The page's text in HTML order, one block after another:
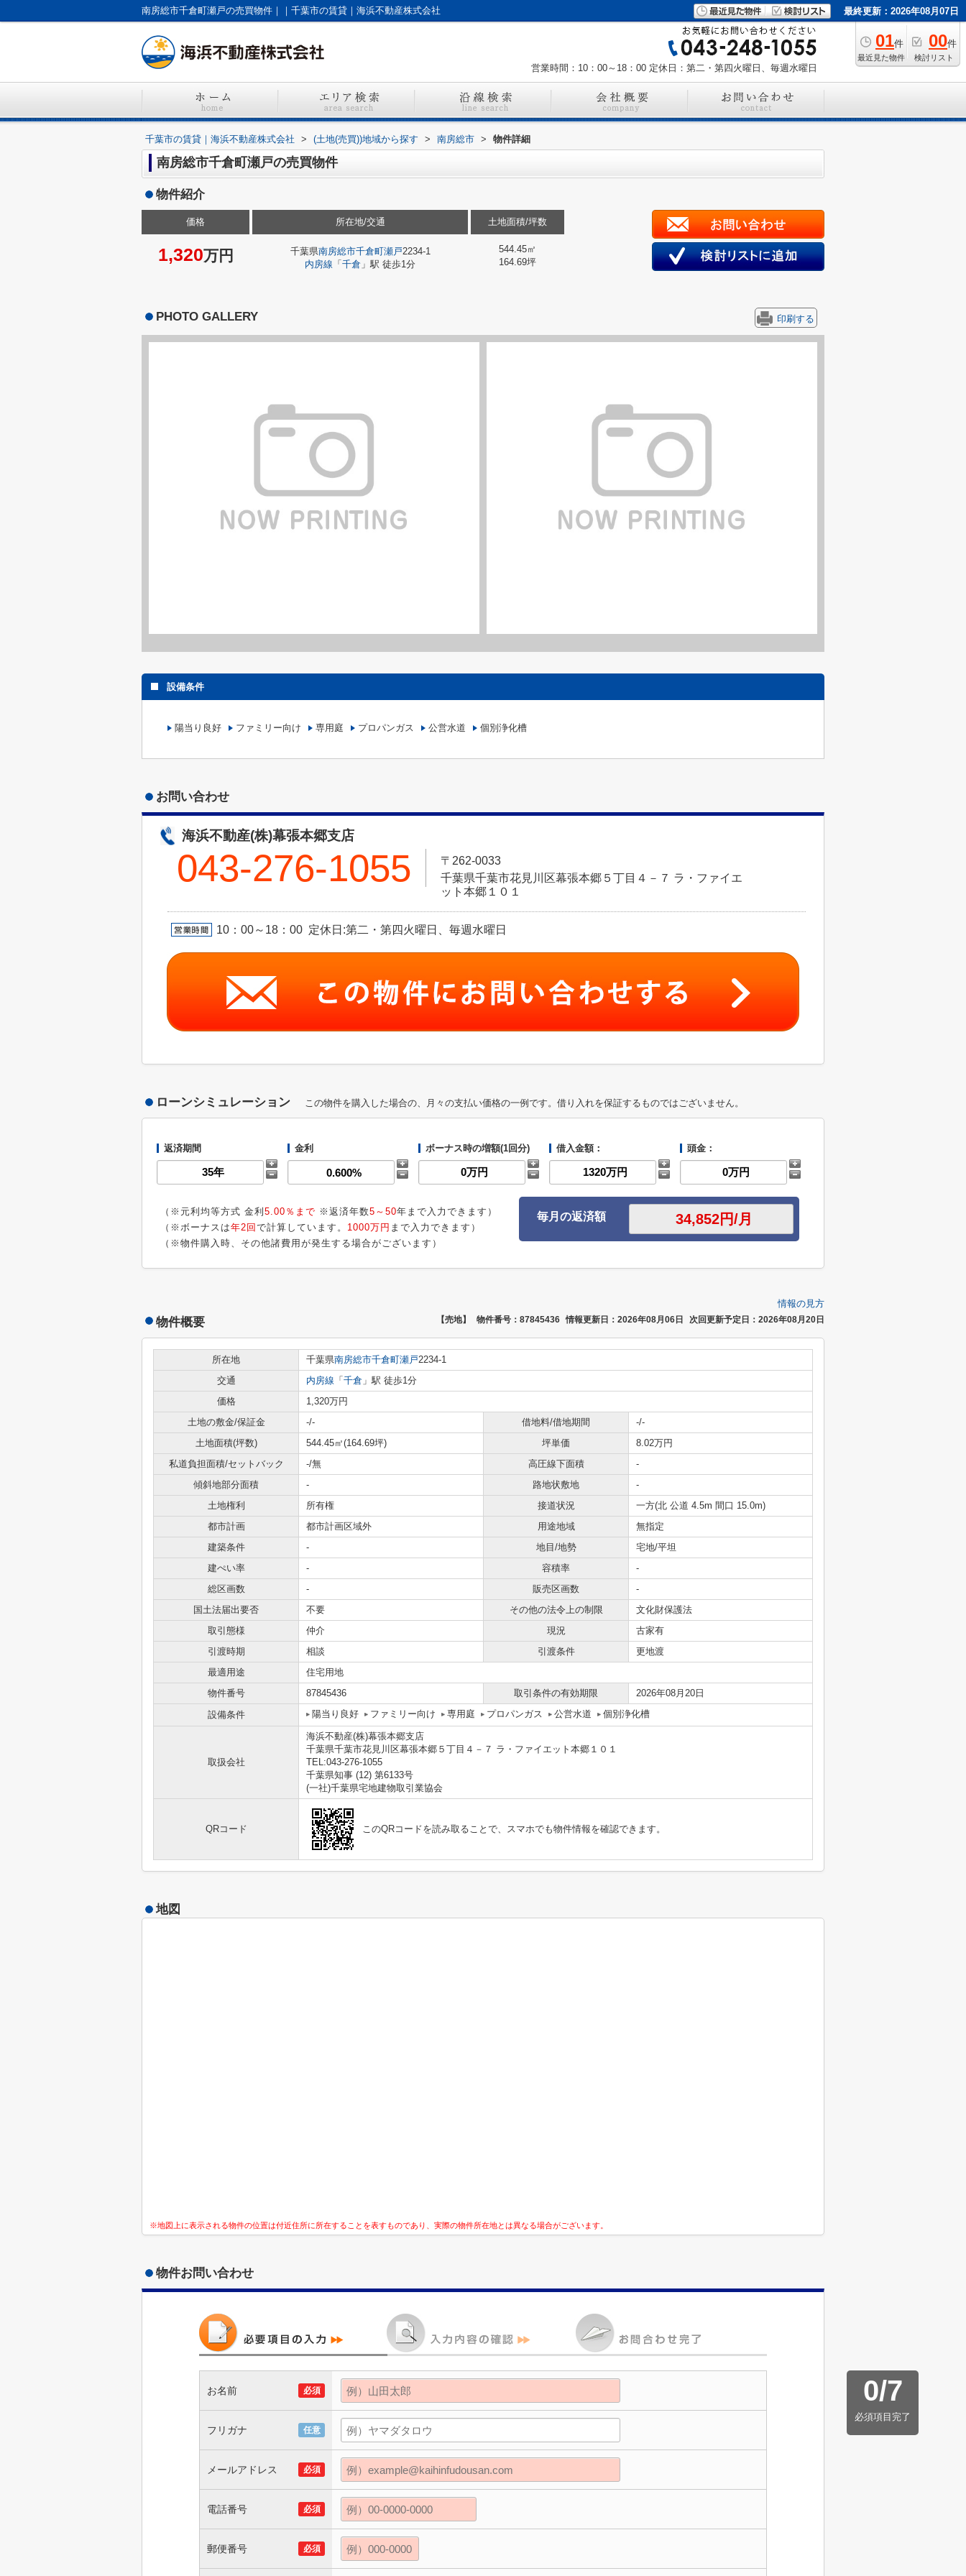
南房総市千倉町瀬戸の売買物件｜｜千葉市の賃貸｜海浜不動産株式会社 最終更新：2026年08月07日
01件
最近見た物件
00件
検討リスト
営業時間：10：00～18：00 定休日：第二・第四火曜日、毎週水曜日
千葉市の賃貸｜海浜不動産株式会社 > (土地(売買))地域から探す > 南房総市 > 物件詳細
南房総市千倉町瀬戸の売買物件
物件紹介
価格
1,320万円
所在地/交通
千葉県南房総市千倉町瀬戸2234-1
内房線 「 千倉 」駅 徒歩1分
土地面積/坪数
544.45㎡
164.69坪
PHOTO GALLERY 印刷する
設備条件
陽当り良好 ファミリー向け 専用庭 プロパンガス 公営水道 個別浄化槽
お問い合わせ
海浜不動産(株)幕張本郷支店
043-276-1055
〒262-0033
千葉県千葉市花見川区幕張本郷５丁目４－７ ラ・ファイエ
ット本郷１０１
10：00～18：00 定休日:第二・第四火曜日、毎週水曜日
ローンシミュレーション この物件を購入した場合の、月々の支払い価格の一例です。借り入れを保証するものではございません。
返済期間 金利 ボーナス時の増額(1回分) 借入金額： 頭金：
（※元利均等方式 金利 5.00％まで ※返済年数5～50年まで入力できます）
（※ボーナスは年2回 で計算しています。 1000万円 まで入力できます）
（※物件購入時、その他諸費用が発生する場合がございます）
毎月の返済額
情報の見方
物件概要 【売地】 物件番号：87845436 情報更新日：2026年08月06日 次回更新予定日：2026年08月20日
所在地 千葉県南房総市千倉町瀬戸2234-1
交通
内房線 「 千倉 」駅 徒歩1分
価格
1,320万円
土地の敷金/保証金
-/- 借地料/借地期間
-/-
土地面積(坪数)
544.45㎡(164.69坪) 坪単価
8.02万円
私道負担面積/セットバック
-/無 高圧線下面積
-
傾斜地部分面積
- 路地状敷地
-
土地権利
所有権 接道状況
一方(北 公道 4.5m 間口 15.0m)
都市計画
都市計画区域外 用途地域
無指定
建築条件
- 地目/地勢
宅地/平坦
建ぺい率
- 容積率
-
総区画数
- 販売区画数
-
国土法届出要否
不要 その他の法令上の制限
文化財保護法
取引態様
仲介 現況
古家有
引渡時期
相談 引渡条件
更地渡
最適用途
住宅用地
物件番号
87845436 取引条件の有効期限
2026年08月20日
設備条件
陽当り良好 ファミリー向け 専用庭 プロパンガス 公営水道 個別浄化槽
取扱会社
海浜不動産(株)幕張本郷支店
千葉県千葉市花見川区幕張本郷５丁目４－７ ラ・ファイエット本郷１０１
TEL:043-276-1055
千葉県知事 (12) 第6133号
(一社)千葉県宅地建物取引業協会
QRコード このQRコードを読み取ることで、スマホでも物件情報を確認できます。
地図
※地図上に表示される物件の位置は付近住所に所在することを表すものであり、実際の物件所在地とは異なる場合がございます。
物件お問い合わせ
0/7
必須項目完了
お名前 必須
フリガナ 任意
メールアドレス 必須
電話番号 必須
郵便番号 必須